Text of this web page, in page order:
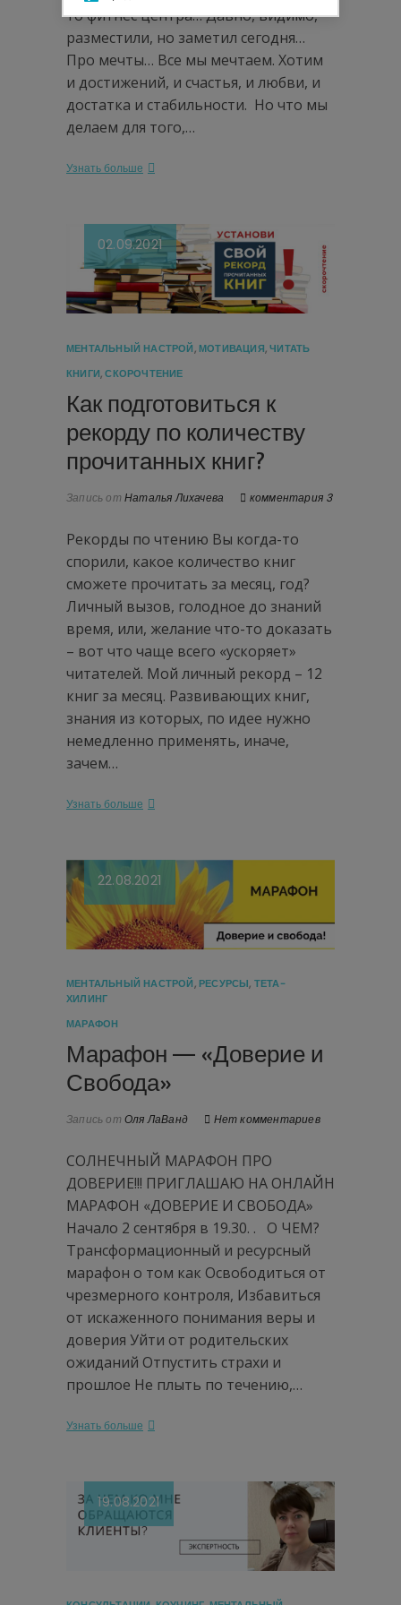
то фитнес центра… Давно, видимо,
разместили, но заметил сегодня…
Про мечты… Все мы мечтаем. Хотим
и достижений, и счастья, и любви, и
достатка и стабильности. Но что мы
делаем для того,…
Узнать больше
02.09.2021
МЕНТАЛЬНЫЙ НАСТРОЙ,МОТИВАЦИЯ,ЧИТАТЬ
КНИГИ,СКОРОЧТЕНИЕ
Как подготовиться к
рекорду по количеству
прочитанных книг?
Запись от Наталья Лихачева комментария 3
Рекорды по чтению Вы когда-то
спорили, какое количество книг
сможете прочитать за месяц, год?
Личный вызов, голодное до знаний
время, или, желание что-то доказать
– вот что чаще всего «ускоряет»
читателей. Мой личный рекорд – 12
книг за месяц. Развивающих книг,
знания из которых, по идее нужно
немедленно применять, иначе,
зачем…
Узнать больше
22.08.2021
МЕНТАЛЬНЫЙ НАСТРОЙ,РЕСУРСЫ, ТЕТА-
ХИЛИНГ
МАРАФОН
Марафон — «Доверие и
Свобода»
Запись от Оля ЛаВанд Нет комментариев
СОЛНЕЧНЫЙ МАРАФОН ПРО
ДОВЕРИЕ!!! ПРИГЛАШАЮ НА ОНЛАЙН
МАРАФОН «ДОВЕРИЕ И СВОБОДА»
Начало 2 сентября в 19.30. . О ЧЕМ?
Трансформационный и ресурсный
марафон о том как Освободиться от
чрезмерного контроля, Избавиться
от искаженного понимания веры и
доверия Уйти от родительских
ожиданий Отпустить страхи и
прошлое Не плыть по течению,…
Узнать больше
19.08.2021